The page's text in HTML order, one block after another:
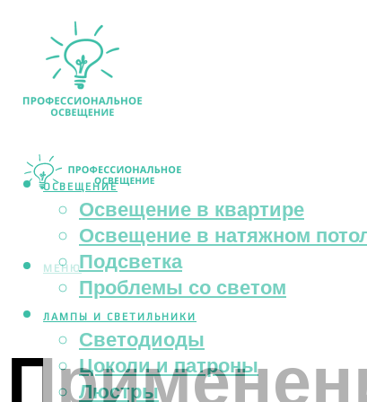
ОСВЕЩЕНИЕ
Освещение в квартире
Освещение в натяжном
Подсветка
Проблемы со светом
ЛАМПЫ И СВЕТИЛЬНИКИ
Светодиоды
Цоколи и патроны
Люстры
МЕНЮ